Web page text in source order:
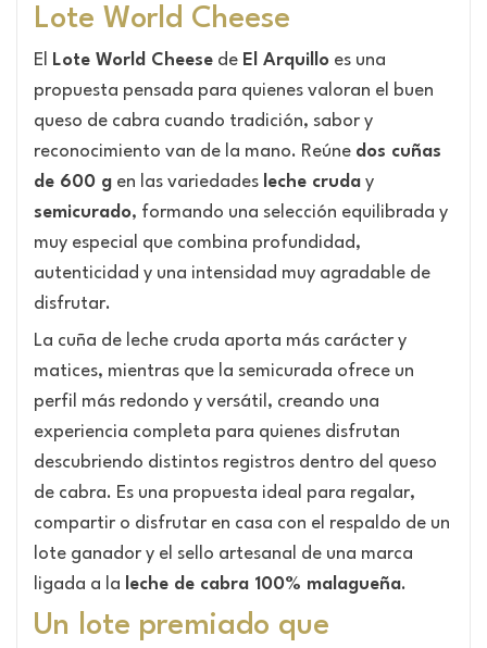
Lote World Cheese
El Lote World Cheese de El Arquillo es una
propuesta pensada para quienes valoran el buen
queso de cabra cuando tradición, sabor y
reconocimiento van de la mano. Reúne dos cuñas
de 600 g en las variedades leche cruda y
semicurado, formando una selección equilibrada y
muy especial que combina profundidad,
autenticidad y una intensidad muy agradable de
disfrutar.
La cuña de leche cruda aporta más carácter y
matices, mientras que la semicurada ofrece un
perfil más redondo y versátil, creando una
experiencia completa para quienes disfrutan
descubriendo distintos registros dentro del queso
de cabra. Es una propuesta ideal para regalar,
compartir o disfrutar en casa con el respaldo de un
lote ganador y el sello artesanal de una marca
ligada a la leche de cabra 100% malagueña.
Un lote premiado que